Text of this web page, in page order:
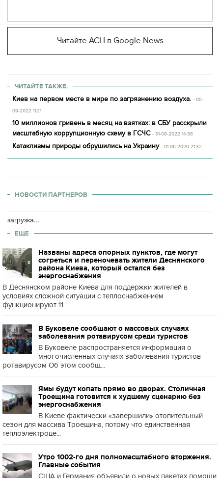
Читайте АСН в Google News
ЧИТАЙТЕ ТАКЖЕ.
Киев на первом месте в мире по загрязнению воздуха. - 05-
09-2022 11:21
10 миллионов гривень в месяц на взятках: в СБУ расскрыли
масштабную коррупционную схему в ГСЧС - 31-08-2022 14:38
Катаклизмы природы обрушились на Украину - 01-06-2020 21:32
НОВОСТИ ПАРТНЕРОВ
загрузка...
ЕЩЕ
Названы адреса опорных пунктов, где могут
согреться и переночевать жители Деснянского
района Киева, который остался без
энергоснабжения
В Деснянском районе Киева для поддержки жителей в
условиях сложной ситуации с теплоснабжением
функционируют 11...
В Буковеле сообщают о массовых случаях
заболевания ротавирусом среди туристов
В Буковеле распространяется информация о
многочисленных случаях заболевания туристов
ротавирусом Об этом сообщ...
Ямы будут копать прямо во дворах. Столичная
Троещина готовится к худшему сценарию без
энергоснабжения
В Киеве фактически «завершили» отопительный
сезон для массива Троещина, потому что единственная
теплоэлектроце...
Утро 1002-го дня полномасштабного вторжения.
Главные события
США и Германия объявили о новых пакетах помощи